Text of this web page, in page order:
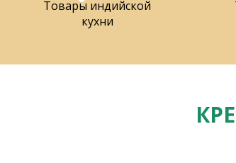
Товары индийской
кухни